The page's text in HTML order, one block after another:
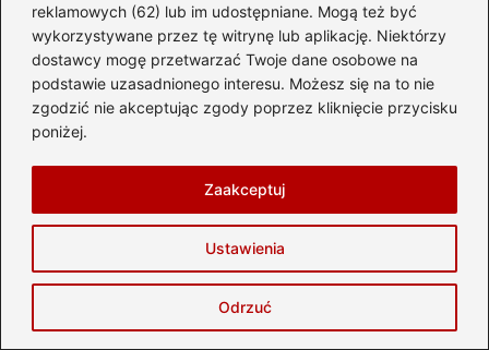
reklamowych (62) lub im udostępniane. Mogą też być
wykorzystywane przez tę witrynę lub aplikację. Niektórzy
dostawcy mogę przetwarzać Twoje dane osobowe na
podstawie uzasadnionego interesu. Możesz się na to nie
zgodzić nie akceptując zgody poprzez kliknięcie przycisku
poniżej.
Ustawienia
Odrzuć
Zaakceptuj
Krakowa? Przewodnik dla podróżnych
Jak długo trwa lot do Toronto?
Odpowiadamy na najważniejsze pytania
Jak długo trwa podróż samolotem z
Krakowa do Los Angeles?
rejestrowany? Sprawdź ceny walizek
przed podróżą!